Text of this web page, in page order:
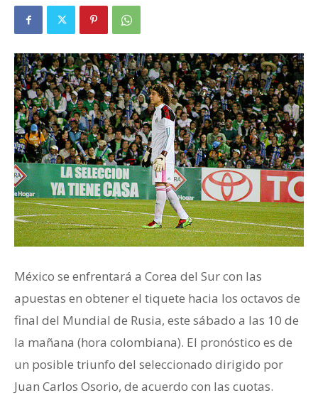
México se enfrentará a Corea del Sur con las
apuestas en obtener el tiquete hacia los octavos de
final del Mundial de Rusia, este sábado a las 10 de
la mañana (hora colombiana). El pronóstico es de
un posible triunfo del seleccionado dirigido por
Juan Carlos Osorio, de acuerdo con las cuotas.